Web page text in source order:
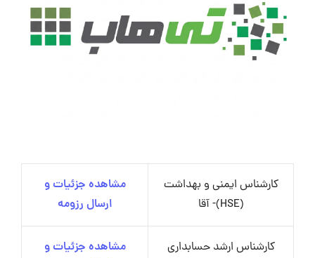
کارشناس ایمنی و بهداشت
(HSE)- آقا
مشاهده جزئیات و
ارسال رزومه
کارشناس ارشد حسابداری
مشاهده جزئیات و